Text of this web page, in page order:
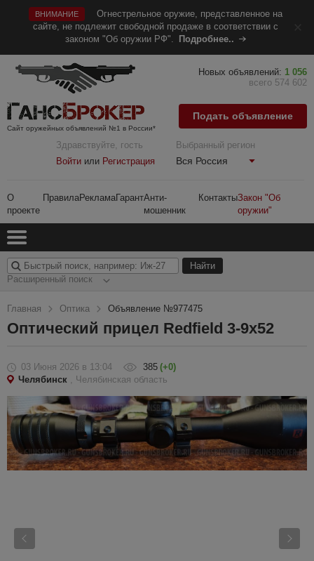
ВНИМАНИЕ
Огнестрельное оружие, представленное на
сайте, не подлежит свободной продаже в соответствии с
законом "Об оружии РФ".
Подробнее..
Сайт оружейных объявлений №1 в России*
Здравствуйте, гость
Войти или Регистрация
Выбранный регион
Вся Россия
О
проекте
ПравилаРекламаГарантАнти-
мошенник
КонтактыЗакон "Об
оружии"
Новых объявлений: 1 056
всего 574 602
Подать объявление
Расширенный поиск
Главная Оптика Объявление №977475
Оптический прицел Redfield 3-9x52
03 Июня 2026 в 13:04 385 (+0)
Челябинск , Челябинская область